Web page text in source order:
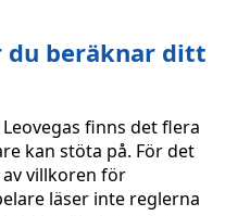
du beräknar ditt
finns det flera
kan stöta på. För det
villkoren för
läser inte reglerna